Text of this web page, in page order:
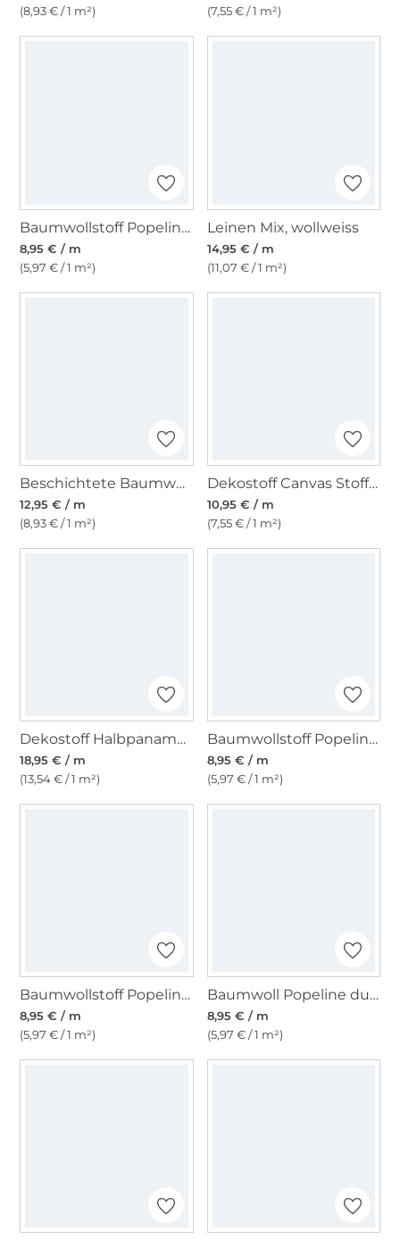
(8,93 € / 1 m²) (7,55 € / 1 m²)
Baumwollstoff Popeline, senfgelb
8,95 € / m
(5,97 € / 1 m²)
Leinen Mix, wollweiss
14,95 € / m
(11,07 € / 1 m²)
Beschichtete Baumwolle Punkte, rot
12,95 € / m
(8,93 € / 1 m²)
Dekostoff Canvas Stoff uni, sand
10,95 € / m
(7,55 € / 1 m²)
Dekostoff Halbpanama Universum, dunkelblau
18,95 € / m
(13,54 € / 1 m²)
Baumwollstoff Popeline dunkeltürkis
8,95 € / m
(5,97 € / 1 m²)
Baumwollstoff Popeline hellbraun
8,95 € / m
(5,97 € / 1 m²)
Baumwoll Popeline dunkelbraun
8,95 € / m
(5,97 € / 1 m²)